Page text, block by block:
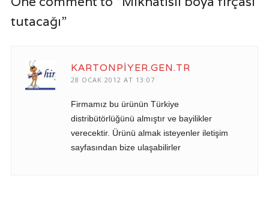
tutacağı”
KARTONPIYER.GEN.TR
28 OCAK 2012 AT 13:07
Firmamız bu ürünün Türkiye
distribütörlüğünü almıştır ve bayilikler
verecektir. Ürünü almak isteyenler iletişim
sayfasından bize ulaşabilirler